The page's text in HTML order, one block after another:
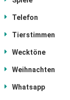
Telefon
Tierstimmen
Wecktöne
Weihnachten
Whatsapp